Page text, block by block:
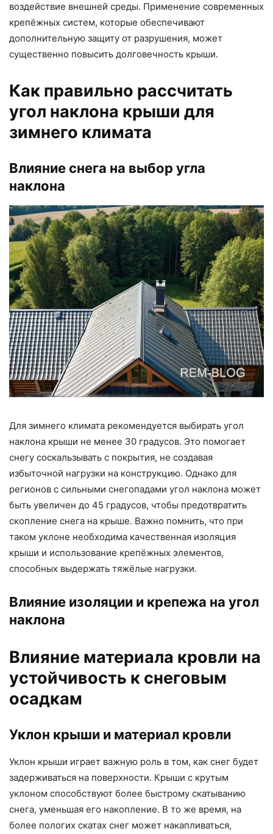
воздействие внешней среды. Применение современных
крепёжных систем, которые обеспечивают
дополнительную защиту от разрушения, может
существенно повысить долговечность крыши.
Как правильно рассчитать
угол наклона крыши для
зимнего климата
Влияние снега на выбор угла
наклона
Для зимнего климата рекомендуется выбирать угол
наклона крыши не менее 30 градусов. Это помогает
снегу соскальзывать с покрытия, не создавая
избыточной нагрузки на конструкцию. Однако для
регионов с сильными снегопадами угол наклона может
быть увеличен до 45 градусов, чтобы предотвратить
скопление снега на крыше. Важно помнить, что при
таком уклоне необходима качественная изоляция
крыши и использование крепёжных элементов,
способных выдержать тяжёлые нагрузки.
Влияние изоляции и крепежа на угол
наклона
Влияние материала кровли на
устойчивость к снеговым
осадкам
Уклон крыши и материал кровли
Уклон крыши играет важную роль в том, как снег будет
задерживаться на поверхности. Крыши с крутым
уклоном способствуют более быстрому скатыванию
снега, уменьшая его накопление. В то же время, на
более пологих скатах снег может накапливаться,